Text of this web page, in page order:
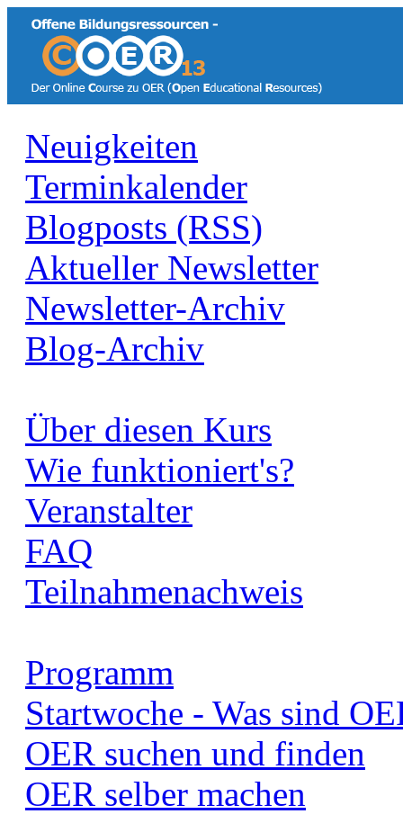
Neuigkeiten
Terminkalender
Blogposts (RSS)
Aktueller Newsletter
Newsletter-Archiv
Blog-Archiv
Über diesen Kurs
Wie funktioniert's?
Veranstalter
FAQ
Teilnahmenachweis
Programm
Startwoche - Was sind
OER suchen und finden
OER selber machen